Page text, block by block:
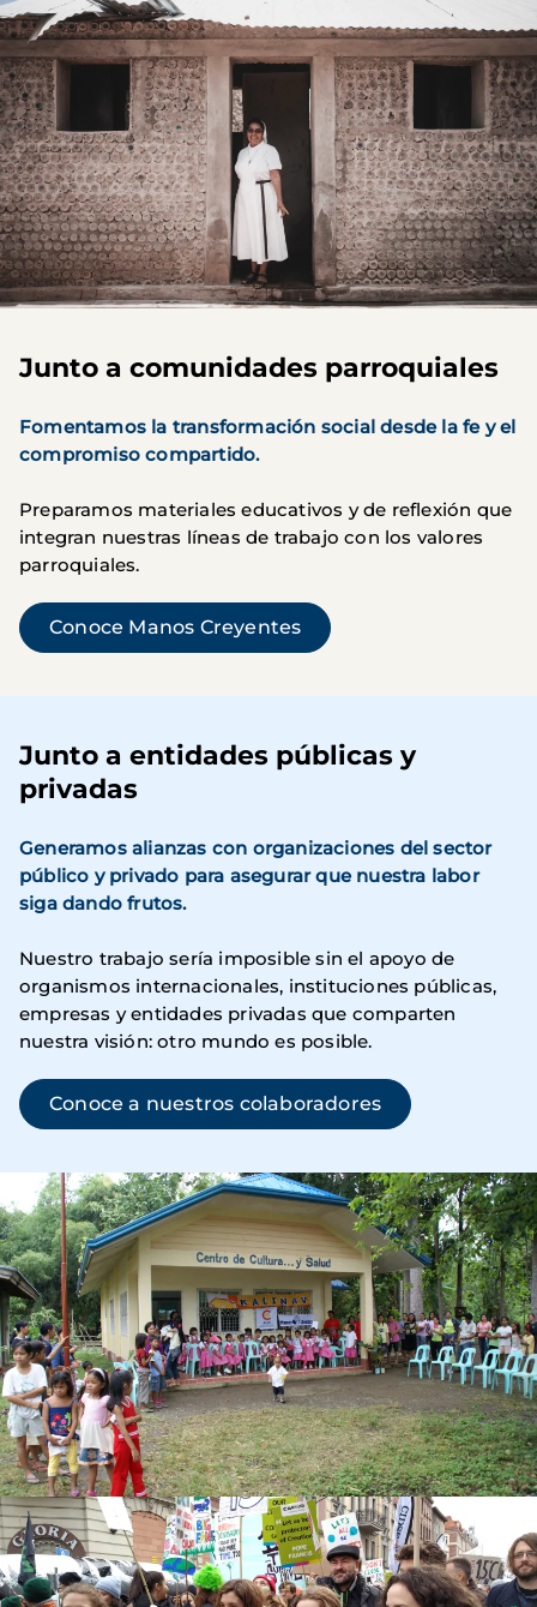
Junto a comunidades parroquiales
Fomentamos la transformación social desde la fe y el
compromiso compartido.
Preparamos materiales educativos y de reflexión que
integran nuestras líneas de trabajo con los valores
parroquiales.
Conoce Manos Creyentes
Junto a entidades públicas y
privadas
Generamos alianzas con organizaciones del sector
público y privado para asegurar que nuestra labor
siga dando frutos.
Nuestro trabajo sería imposible sin el apoyo de
organismos internacionales, instituciones públicas,
empresas y entidades privadas que comparten
nuestra visión: otro mundo es posible.
Conoce a nuestros colaboradores